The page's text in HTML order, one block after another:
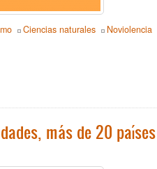
Ciencias naturales Noviolencia
más de 20